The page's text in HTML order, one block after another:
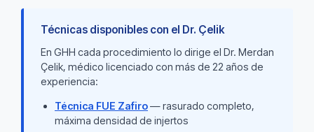
Técnicas disponibles con el Dr. Çelik
En GHH cada procedimiento lo dirige el Dr. Merdan
Çelik, médico licenciado con más de 22 años de
experiencia:
Técnica FUE Zafiro— rasurado completo,
máxima densidad de injertos